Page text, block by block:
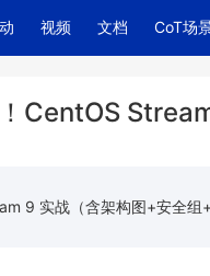
视频 文档 CoT场
CentOS
9 实战（含架构图+安全组